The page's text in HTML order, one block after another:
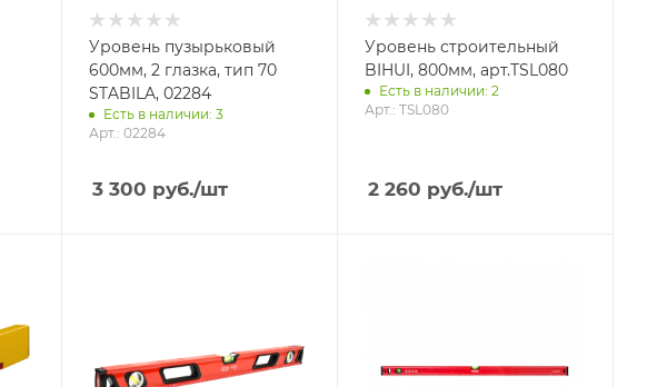
Уровень пузырьковый
600мм, 2 глазка, тип 70
STABILA, 02284
Есть в наличии: 3
Арт.: 02284
3 300 руб./шт
Уровень строительный
BIHUI, 800мм, арт.TSL080
Есть в наличии: 2
Арт.: TSL080
2 260 руб./шт